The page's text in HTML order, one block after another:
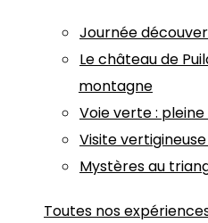
Journée
Le château de
montagne
Voie verte :
Visite
Mystères au
Toutes nos